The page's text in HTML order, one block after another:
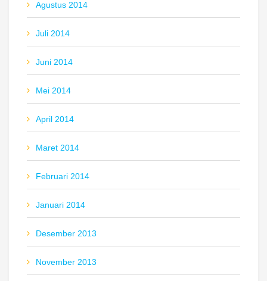
Agustus 2014
Juli 2014
Juni 2014
Mei 2014
April 2014
Maret 2014
Februari 2014
Januari 2014
Desember 2013
November 2013